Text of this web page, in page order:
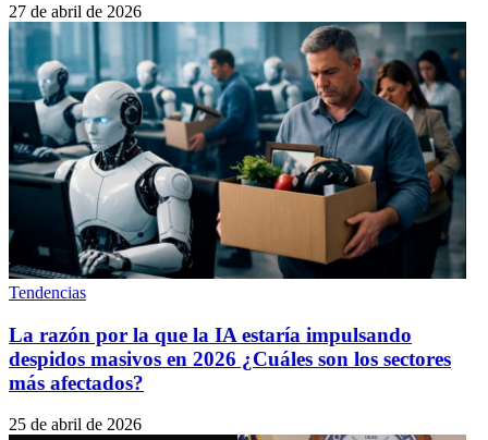
27 de abril de 2026
Tendencias
La razón por la que la IA estaría impulsando
despidos masivos en 2026 ¿Cuáles son los sectores
más afectados?
25 de abril de 2026